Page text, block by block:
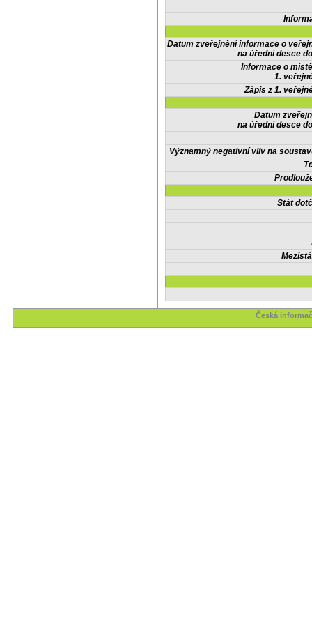
Datum zveřejnění informace o
na úřední desce
Informace o
1.
Zápis z 1.
Datum
na úřední desce
Významný negativní vliv na
Stát
Česká